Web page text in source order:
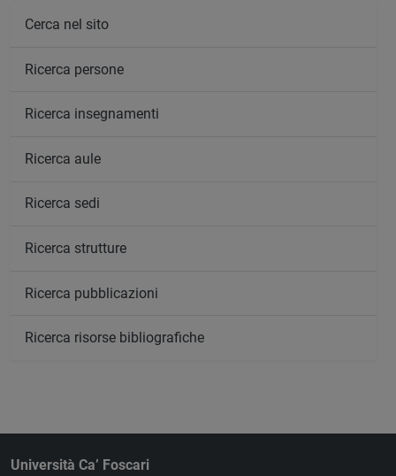
Cerca nel sito
Ricerca persone
Ricerca insegnamenti
Ricerca aule
Ricerca sedi
Ricerca strutture
Ricerca pubblicazioni
Ricerca risorse bibliografiche
Università Ca’ Foscari